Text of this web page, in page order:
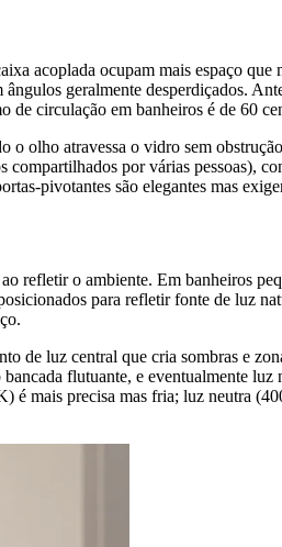
acoplada ocupam mais espaço
geralmente desperdiçados.
de circulação em banheiros é de 60
olho atravessa o vidro sem
por várias pessoas),
pivotantes são elegantes mas
refletir o ambiente. Em banheiros
para refletir fonte de luz
luz central que cria sombras e
flutuante, e eventualmente
mais precisa mas fria; luz neutra